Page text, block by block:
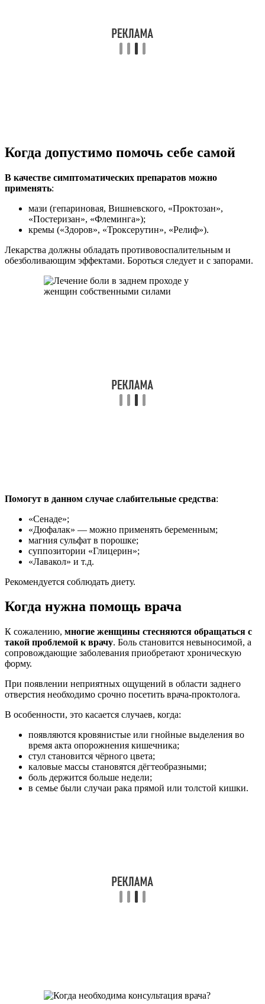
Когда допустимо помочь себе самой
В качестве симптоматических препаратов можно
применять:
мази (гепариновая, Вишневского, «Проктозан»,
«Постеризан», «Флеминга»);
кремы («Здоров», «Троксерутин», «Релиф»).
Лекарства должны обладать противовоспалительным и
обезболивающим эффектами. Бороться следует и с запорами.
Помогут в данном случае слабительные средства:
«Сенаде»;
«Дюфалак» — можно применять беременным;
магния сульфат в порошке;
суппозитории «Глицерин»;
«Лавакол» и т.д.
Рекомендуется соблюдать диету.
Когда нужна помощь врача
К сожалению, многие женщины стесняются обращаться с
такой проблемой к врачу. Боль становится невыносимой, а
сопровождающие заболевания приобретают хроническую
форму.
При появлении неприятных ощущений в области заднего
отверстия необходимо срочно посетить врача-проктолога.
В особенности, это касается случаев, когда:
появляются кровянистые или гнойные выделения во
время акта опорожнения кишечника;
стул становится чёрного цвета;
каловые массы становятся дёгтеобразными;
боль держится больше недели;
в семье были случаи рака прямой или толстой кишки.